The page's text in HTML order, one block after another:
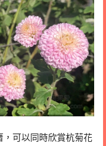
，可以同時欣賞杭菊花